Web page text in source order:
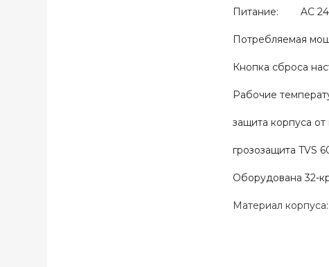
Питание: AC 24
Потребляемая
Кнопка сброса
Рабочие
защита корпуса
грозозащита TVS
Оборудована 32-
Материал